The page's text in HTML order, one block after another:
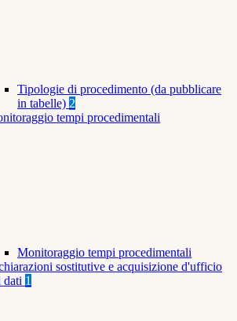
Tipologie di procedimento (da pubblicare
in tabelle) 2
tempi procedimentali
Monitoraggio tempi procedimentali
sostitutive e acquisizione d'ufficio
dati 1